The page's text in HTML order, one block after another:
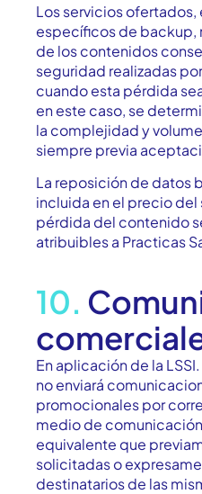
Los servicios
específicos de backup,
de los contenidos
seguridad realizadas
cuando esta pérdida
en este caso, se
la complejidad y
siempre previa
La reposición de datos
incluida en el precio del
pérdida del contenido
atribuibles a Practicas
10.
En aplicación de la
no enviará
promocionales por
medio de
equivalente que
solicitadas o
destinatarios de las